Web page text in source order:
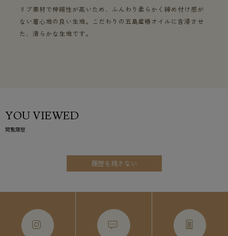
リブ素材で伸縮性が高いため、ふんわり柔らかく締め付け感が
ない着心地の良い生地。こだわりの五島産椿オイルに含浸させ
た、滑らかな生地です。
YOU VIEWED
閲覧履歴
履歴を残さない